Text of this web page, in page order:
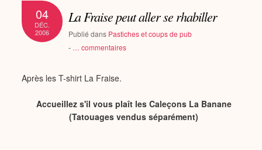
04
DÉC.
2006
La Fraise peut aller se rhabiller
Publié dans Pastiches et coups de pub
- … commentaires
Après les T-shirt La Fraise.
Accueillez s'il vous plaît les Caleçons La Banane
(Tatouages vendus séparément)